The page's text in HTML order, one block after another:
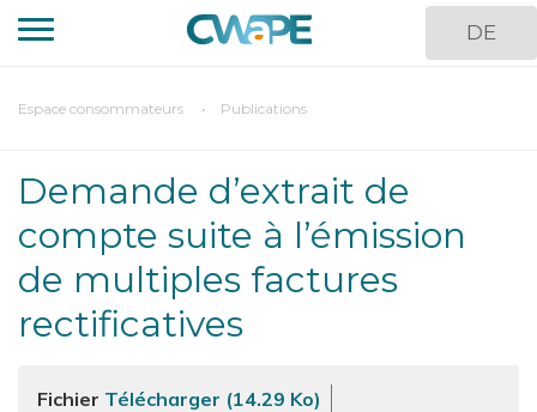
Aller
au
principal
DE
You
here
Espace consommateurs Publications
Demande d’extrait de
compte suite à l’émission
de multiples factures
rectificatives
Fichier Télécharger (14.29 Ko)